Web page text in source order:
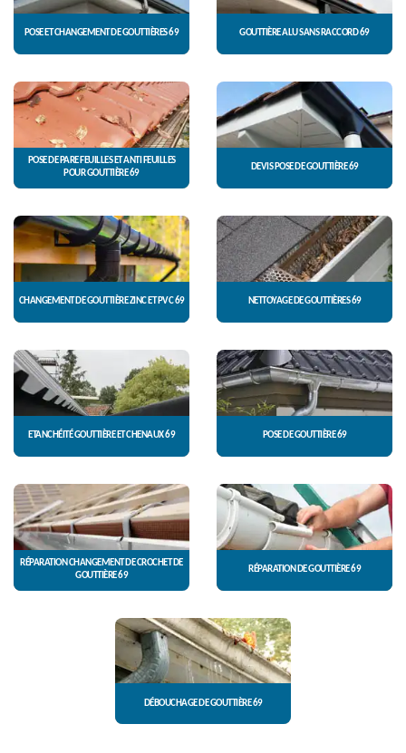
POSE ET CHANGEMENT DE GOUTTIÈRES 69 GOUTTIÈRE ALU SANS RACCORD 69
POSE DE PARE FEUILLES ET ANTI FEUILLES
POUR GOUTTIÈRE 69
DEVIS POSE DE GOUTTIÈRE 69
CHANGEMENT DE GOUTTIÈRE ZINC ET PVC 69 NETTOYAGE DE GOUTTIÈRES 69
ETANCHÉITÉ GOUTTIÈRE ET CHENAUX 69 POSE DE GOUTTIÈRE 69
RÉPARATION CHANGEMENT DE CROCHET DE
GOUTTIÈRE 69
RÉPARATION DE GOUTTIÈRE 69
DÉBOUCHAGE DE GOUTTIÈRE 69